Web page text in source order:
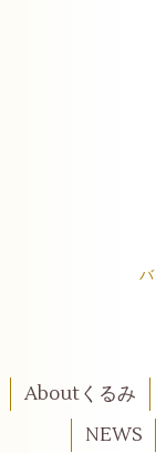
Aboutくるみ
NEWS